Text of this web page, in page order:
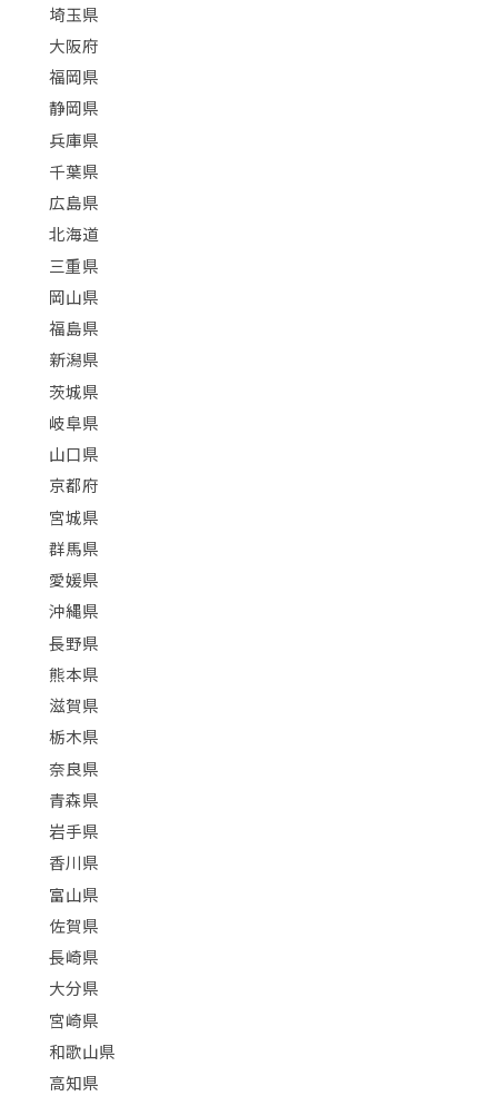
埼玉県
大阪府
福岡県
静岡県
兵庫県
千葉県
広島県
北海道
三重県
岡山県
福島県
新潟県
茨城県
岐阜県
山口県
京都府
宮城県
群馬県
愛媛県
沖縄県
長野県
熊本県
滋賀県
栃木県
奈良県
青森県
岩手県
香川県
富山県
佐賀県
長崎県
大分県
宮崎県
和歌山県
高知県